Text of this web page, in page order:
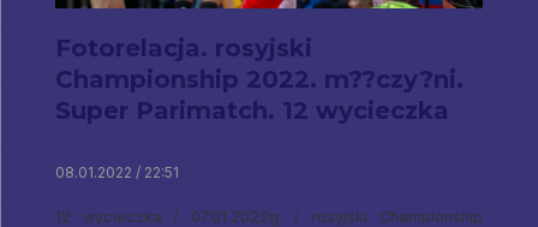
Fotorelacja. rosyjski
Championship 2022. m??czy?ni.
Super Parimatch. 12 wycieczka
08.01.2022 / 22:51
12 wycieczka / 07.01.2022g. / rosyjski Championship